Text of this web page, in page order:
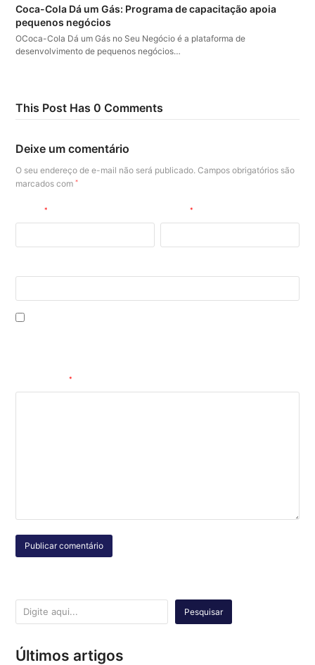
Coca-Cola Dá um Gás: Programa de capacitação apoia
pequenos negócios
OCoca-Cola Dá um Gás no Seu Negócio é a plataforma de
desenvolvimento de pequenos negócios…
This Post Has 0 Comments
Deixe um comentário
O seu endereço de e-mail não será publicado. Campos obrigatórios são
marcados com*
Nome* E-mail*
Comentário*
Pesquisar
Últimos artigos